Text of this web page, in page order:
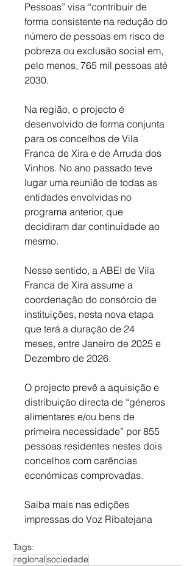
Pessoas” visa “contribuir de
forma consistente na redução do
número de pessoas em risco de
pobreza ou exclusão social em,
pelo menos, 765 mil pessoas até
2030.
Na região, o projecto é
desenvolvido de forma conjunta
para os concelhos de Vila
Franca de Xira e de Arruda dos
Vinhos. No ano passado teve
lugar uma reunião de todas as
entidades envolvidas no
programa anterior, que
decidiram dar continuidade ao
mesmo.
Nesse sentido, a ABEI de Vila
Franca de Xira assume a
coordenação do consórcio de
instituições, nesta nova etapa
que terá a duração de 24
meses, entre Janeiro de 2025 e
Dezembro de 2026.
O projecto prevê a aquisição e
distribuição directa de “géneros
alimentares e/ou bens de
primeira necessidade” por 855
pessoas residentes nestes dois
concelhos com carências
económicas comprovadas.
Saiba mais nas edições
impressas do Voz Ribatejana
Tags:
regionalsociedade